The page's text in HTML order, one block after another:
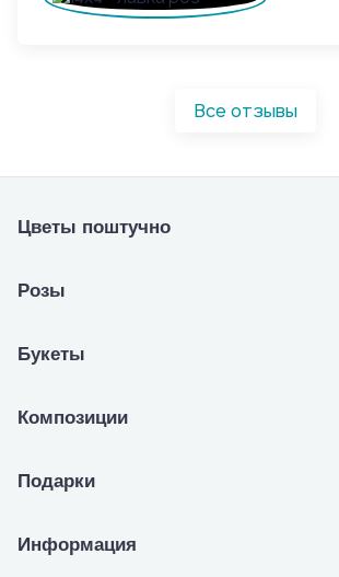
Все отзывы
Цветы поштучно
Розы
Букеты
Композиции
Подарки
Информация